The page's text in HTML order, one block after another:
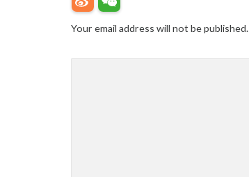
Your email address will not be published.